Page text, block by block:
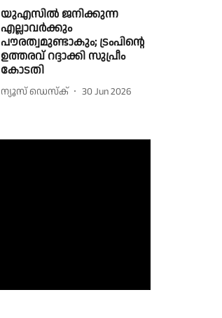
യുഎസിൽ ജനിക്കുന്ന
എല്ലാവര്‍ക്കും
പൗരത്വമുണ്ടാകും; ട്രംപിന്റെ
ഉത്തരവ് റദ്ദാക്കി സുപ്രീം
കോടതി
ന്യൂസ് ഡെസ്ക് 30 Jun 2026